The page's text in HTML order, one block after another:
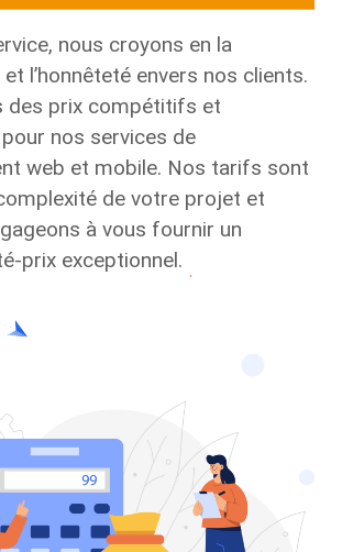
nous croyons en la
l’honnêteté envers nos clients.
des prix compétitifs et
nos services de
web et mobile. Nos tarifs sont
de votre projet et
à vous fournir un
prix exceptionnel.